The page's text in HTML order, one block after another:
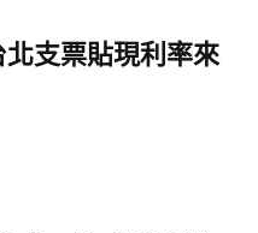
鍵
字:
支票貼現利率來